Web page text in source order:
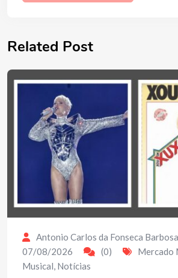
Related Post
Antonio Carlos da Fonseca Barbosa
07/08/2026
(0) Mercado
Musical, Notícias